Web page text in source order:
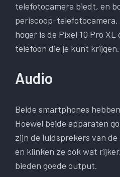
telefotocamera biedt, en
periscoop-telefotocamera.
hoger is de Pixel 10 Pro
telefoon die je kunt krijgen.
Audio
Beide smartphones
Hoewel beide apparaten
zijn de luidsprekers van
en klinken ze ook wat
bieden goede output.